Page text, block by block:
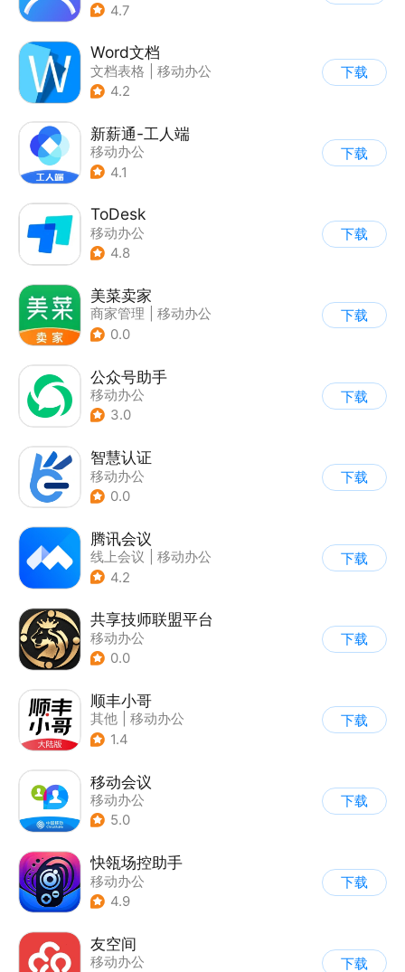
4.7
Word文档
文档表格
移动办公
4.2
下载
新薪通-工人端
移动办公
4.1
下载
ToDesk
移动办公
4.8
下载
美菜卖家
商家管理
移动办公
0.0
下载
公众号助手
移动办公
3.0
下载
智慧认证
移动办公
0.0
下载
腾讯会议
线上会议
移动办公
4.2
下载
共享技师联盟平台
移动办公
0.0
下载
顺丰小哥
其他
移动办公
1.4
下载
移动会议
移动办公
5.0
下载
快瓴场控助手
移动办公
4.9
下载
友空间
移动办公
下载